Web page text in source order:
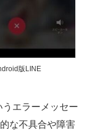
版LINE
うエラーメッセー
な不具合や障害